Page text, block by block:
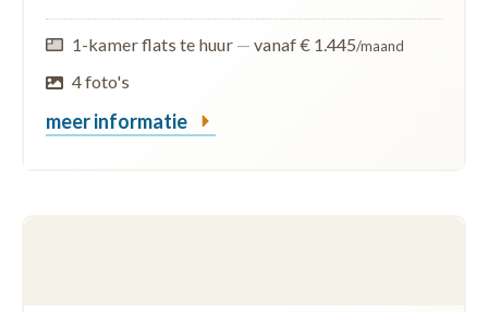
1-kamer flats te huur — vanaf € 1.445/maand
4 foto's
meer informatie